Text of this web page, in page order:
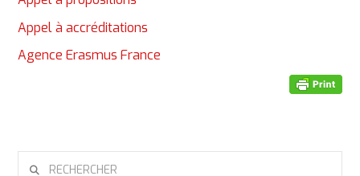
Appel à accréditations
Agence Erasmus France